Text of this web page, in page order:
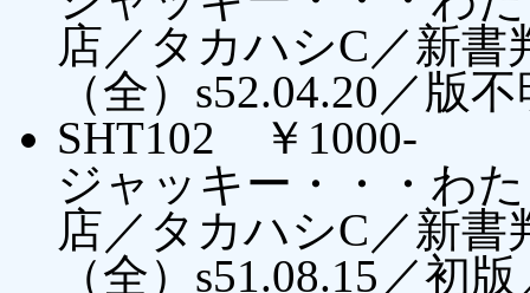
店／タカハシC／新書
（全）s52.04.20／版
SHT102 ￥1000-
ジャッキー・・・わ
店／タカハシC／新書
（全）s51.08.15／初